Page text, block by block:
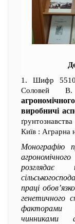
1. Шифр
виробничі
Київ : Аграрна
Монографію
праці
генетичного
факторами
чинниками